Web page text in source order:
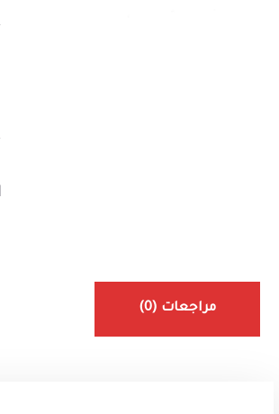
مراجعات (0)